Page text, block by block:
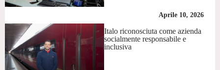
Aprile 10, 2026
Italo riconosciuta come azienda
socialmente responsabile e
inclusiva